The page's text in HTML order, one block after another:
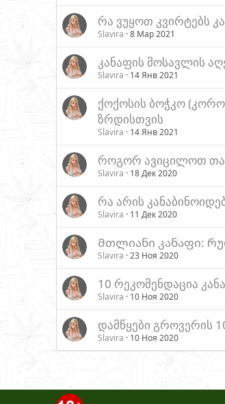
რა ვუყოთ კვირტებს
Slavira 8 Мар 2021
კანაფის მოსავლის
Slavira 14 Янв 2021
ქოქოსის ბოჭკო
ზრდისთვის
Slavira 14 Янв 2021
როგორ ავიცილოთ
Slavira 18 Дек 2020
რა არის
Slavira 11 Дек 2020
Მთლიანი კანაფი:
Slavira 23 Ноя 2020
10 რეკომენდაცია
Slavira 10 Ноя 2020
დამწყები გროვერის
Slavira 10 Ноя 2020